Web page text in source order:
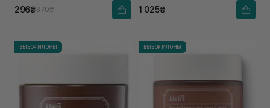
296₴370₴ 1 025₴
ВЫБОР ИЛОНЫ ВЫБОР ИЛОНЫ